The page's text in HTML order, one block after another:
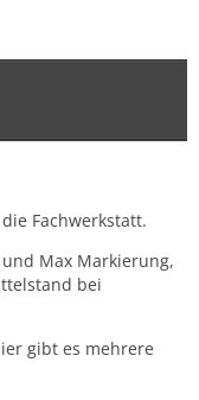
Fachwerkstatt.
Max Markierung,
bei
gibt es mehrere